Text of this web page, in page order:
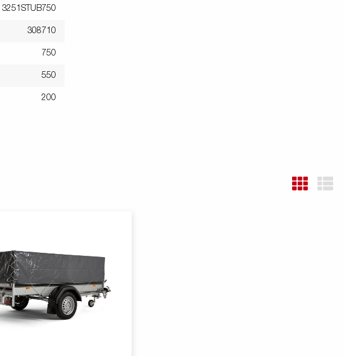
3251STUB750
308710
750
550
200